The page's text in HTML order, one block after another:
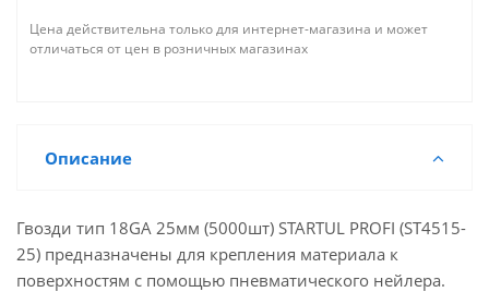
Цена действительна только для интернет-магазина и может
отличаться от цен в розничных магазинах
Описание
Гвозди тип 18GA 25мм (5000шт) STARTUL PROFI (ST4515-
25) предназначены для крепления материала к
поверхностям с помощью пневматического нейлера.